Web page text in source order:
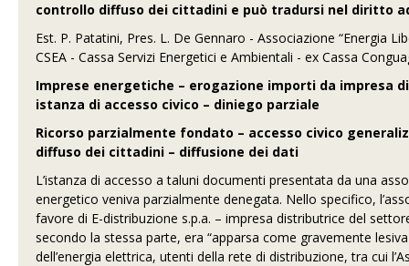
controllo diffuso dei cittadini e può tradursi nel diritto
Est. P. Patatini, Pres. L. De Gennaro - Associazione “Energia
CSEA - Cassa Servizi Energetici e Ambientali - ex Cassa
Imprese energetiche – erogazione importi da impresa
istanza di accesso civico – diniego parziale
Ricorso parzialmente fondato – accesso civico
diffuso dei cittadini – diffusione dei dati
L’istanza di accesso a taluni documenti presentata da una
energetico veniva parzialmente denegata. Nello specifico,
favore di E-distribuzione s.p.a. – impresa distributrice del
secondo la stessa parte, era “apparsa come gravemente
dell’energia elettrica, utenti della rete di distribuzione, tra cui